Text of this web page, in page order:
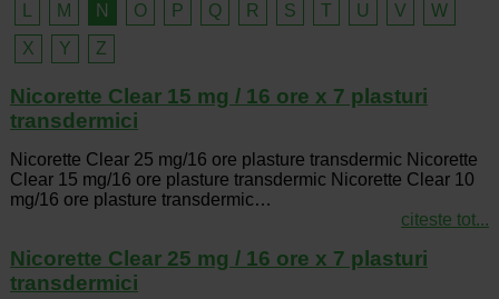
M N O P Q R S T U V
W
X
Y Z
Nicorette Clear 15 mg / 16 ore x 7 plasturi
transdermici
Nicorette Clear 25 mg/16 ore plasture transdermic Nicorette
Clear 15 mg/16 ore plasture transdermic Nicorette Clear 10
mg/16 ore plasture transdermic…
citeste tot...
Nicorette Clear 25 mg / 16 ore x 7 plasturi
transdermici